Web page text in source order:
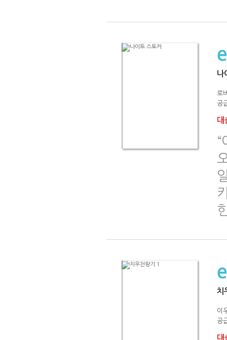
나
로
공
대
치
이
공
대